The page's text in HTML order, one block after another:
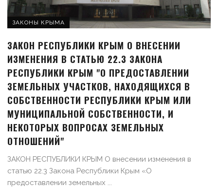
ЗАКОНЫ КРЫМА
ЗАКОН РЕСПУБЛИКИ КРЫМ О ВНЕСЕНИИ
ИЗМЕНЕНИЯ В СТАТЬЮ 22.3 ЗАКОНА
РЕСПУБЛИКИ КРЫМ "О ПРЕДОСТАВЛЕНИИ
ЗЕМЕЛЬНЫХ УЧАСТКОВ, НАХОДЯЩИХСЯ В
СОБСТВЕННОСТИ РЕСПУБЛИКИ КРЫМ ИЛИ
МУНИЦИПАЛЬНОЙ СОБСТВЕННОСТИ, И
НЕКОТОРЫХ ВОПРОСАХ ЗЕМЕЛЬНЫХ
ОТНОШЕНИЙ"
ЗАКОН РЕСПУБЛИКИ КРЫМ О внесении изменения в
статью 22.3 Закона Республики Крым «О
предоставлении земельных ...